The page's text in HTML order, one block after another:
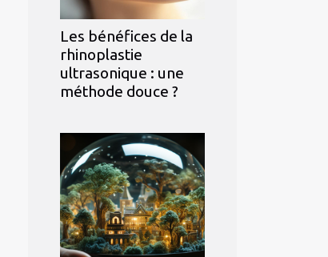
Les bénéfices de la
rhinoplastie
ultrasonique : une
méthode douce ?